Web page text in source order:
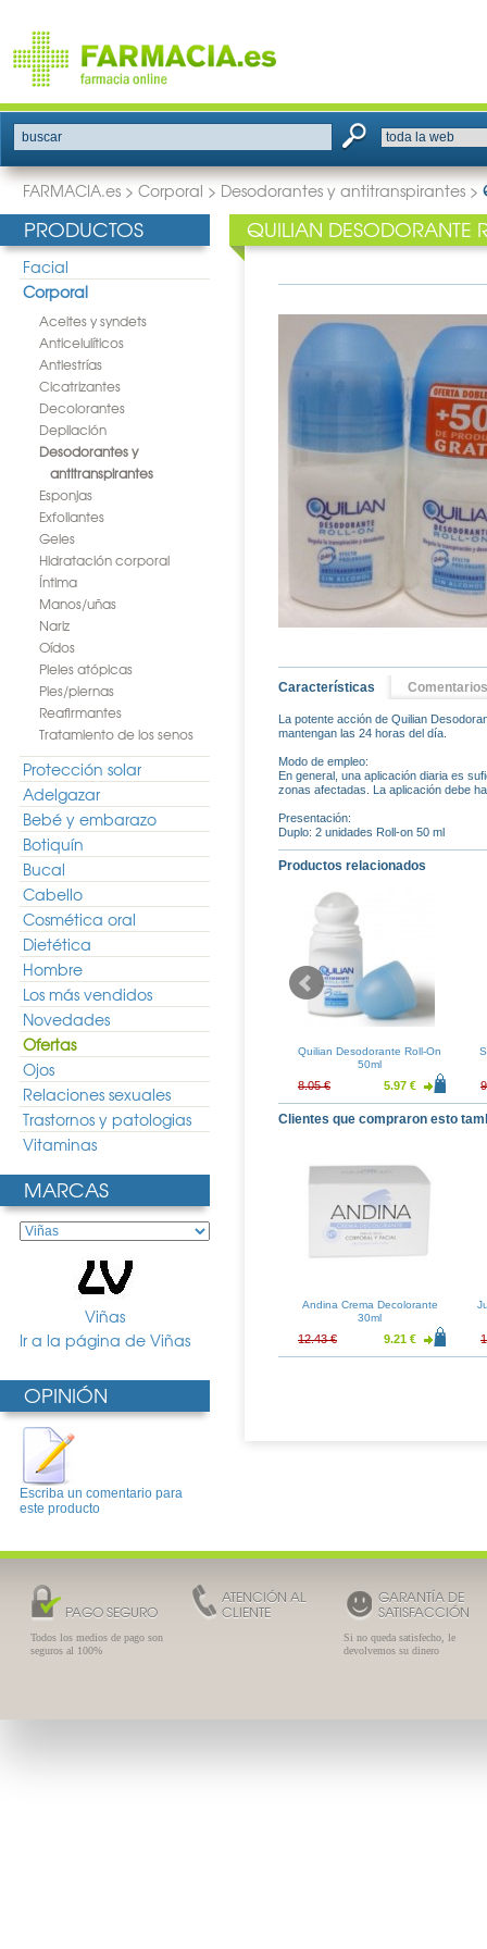
buscar
FARMACIA.es > Corporal > Desodorantes y antitranspirantes >
PRODUCTOS
Facial
Corporal
Aceites y syndets
Anticelulíticos
Antiestrías
Cicatrizantes
Decolorantes
Depilación
Desodorantes y
antitranspirantes
Esponjas
Exfoliantes
Geles
Hidratación corporal
Íntima
Manos/uñas
Nariz
Oídos
Pieles atópicas
Pies/piernas
Reafirmantes
Tratamiento de los senos
Protección solar
Adelgazar
Bebé y embarazo
Botiquín
Bucal
Cabello
Cosmética oral
Dietética
Hombre
Los más vendidos
Novedades
Ofertas
Ojos
Relaciones sexuales
Trastornos y patologias
Vitaminas
MARCAS
Viñas
Ir a la página de Viñas
OPINIÓN
Escriba un comentario para
este producto
QUILIAN DESODORANTE
Características Comentarios
La potente acción de Quilian
mantengan las 24 horas del día.
Modo de empleo:
En general, una aplicación diaria es
zonas afectadas. La aplicación debe
Presentación:
Duplo: 2 unidades Roll-on 50 ml
Productos relacionados
Piel
on 50ml
6.26 € 8.64 € 6.40 €
Quilian Desodorante Roll-On
50ml
8.05 € 5.97 €
Clientes que compraron esto
Andina Crema Decolorante
30ml
12.43 € 9.21 €
PAGO SEGURO
Todos los medios de pago son
seguros al 100%
ATENCIÓN AL
CLIENTE
GARANTÍA DE
SATISFACCIÓN
Si no queda satisfecho, le
devolvemos su dinero